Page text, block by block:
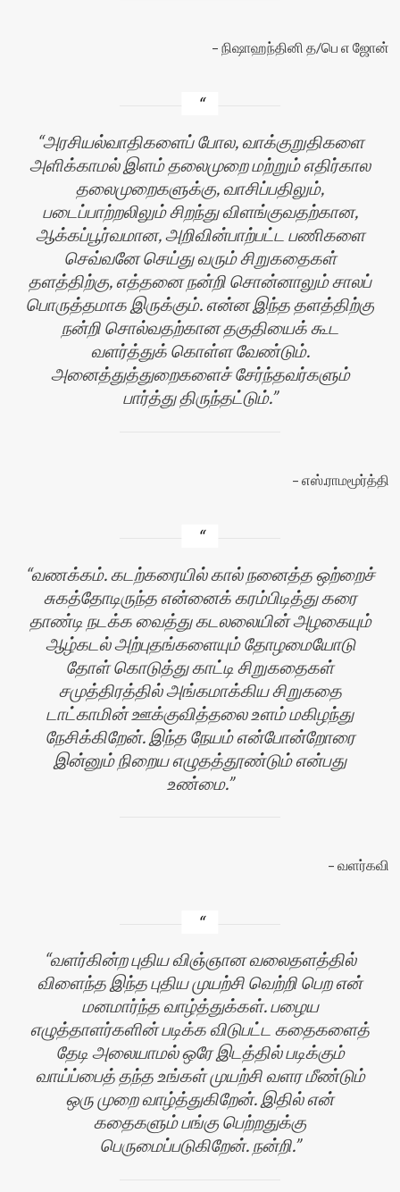
நிஷாஹந்தினி த/பெ எ ஜோன்
அரசியல்வாதிகளைப் போல, வாக்குறுதிகளை
அளிக்காமல் இளம் தலைமுறை மற்றும் எதிர்கால
தலைமுறைகளுக்கு, வாசிப்பதிலும்,
படைப்பாற்றலிலும் சிறந்து விளங்குவதற்கான,
ஆக்கப்பூர்வமான, அறிவின்பாற்பட்ட பணிகளை
செவ்வனே செய்து வரும் சிறுகதைகள்
தளத்திற்கு, எத்தனை நன்றி சொன்னாலும் சாலப்
பொருத்தமாக இருக்கும். என்ன இந்த தளத்திற்கு
நன்றி சொல்வதற்கான தகுதியைக் கூட
வளர்த்துக் கொள்ள வேண்டும்.
அனைத்துத்துறைகளைச் சேர்ந்தவர்களும்
பார்த்து திருந்தட்டும்.
எஸ்.ராமமூர்த்தி
வணக்கம். கடற்கரையில் கால் நனைத்த ஒற்றைச்
சுகத்தோடிருந்த என்னைக் கரம்பிடித்து கரை
தாண்டி நடக்க வைத்து கடலலையின் அழகையும்
ஆழ்கடல் அற்புதங்களையும் தோழமையோடு
தோள் கொடுத்து காட்டி சிறுகதைகள்
சமுத்திரத்தில் அங்கமாக்கிய சிறுகதை
டாட்காமின் ஊக்குவித்தலை உளம் மகிழந்து
நேசிக்கிறேன். இந்த நேயம் என்போன்றோரை
இன்னும் நிறைய எழுதத்தூண்டும் என்பது
உண்மை.
வளர்கவி
வளர்கின்ற புதிய விஞ்ஞான வலைதளத்தில்
விளைந்த இந்த புதிய முயற்சி வெற்றி பெற என்
மனமார்ந்த வாழ்த்துக்கள். பழைய
எழுத்தாளர்களின் படிக்க விடுபட்ட கதைகளைத்
தேடி அலையாமல் ஒரே இடத்தில் படிக்கும்
வாய்ப்பைத் தந்த உங்கள் முயற்சி வளர மீண்டும்
ஒரு முறை வாழ்த்துகிறேன். இதில் என்
கதைகளும் பங்கு பெற்றதுக்கு
பெருமைப்படுகிறேன். நன்றி.